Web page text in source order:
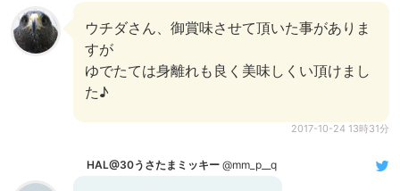
ウチダさん、御賞味させて頂いた事がありま
すが
ゆでたては身離れも良く美味しくい頂けまし
た♪
2017-10-24 13時31分
HAL@30うさたまミッキー @mm_p__q